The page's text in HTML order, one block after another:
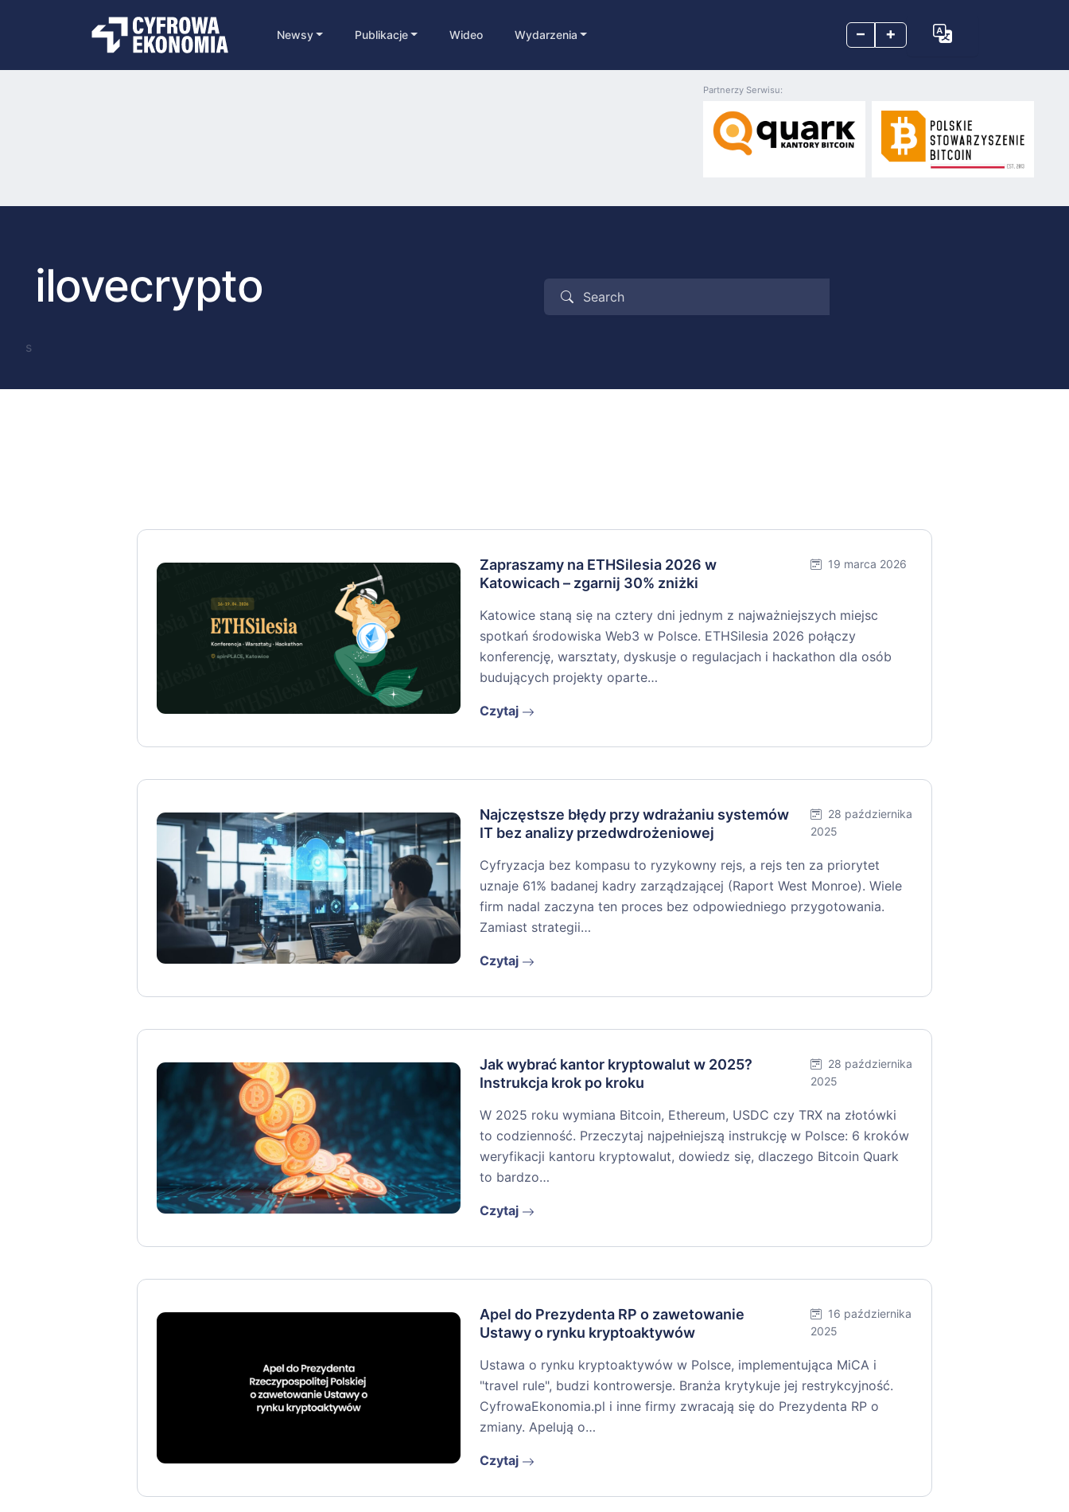
– +
Newsy Publikacje Wideo Wydarzenia
Partnerzy Serwisu:
ilovecrypto
s
Zapraszamy na ETHSilesia 2026 w
Katowicach – zgarnij 30% zniżki
19 marca 2026
Katowice staną się na cztery dni jednym z najważniejszych miejsc
spotkań środowiska Web3 w Polsce. ETHSilesia 2026 połączy
konferencję, warsztaty, dyskusje o regulacjach i hackathon dla osób
budujących projekty oparte…
Czytaj
Najczęstsze błędy przy wdrażaniu systemów
IT bez analizy przedwdrożeniowej
28 października
2025
Cyfryzacja bez kompasu to ryzykowny rejs, a rejs ten za priorytet
uznaje 61% badanej kadry zarządzającej (Raport West Monroe). Wiele
firm nadal zaczyna ten proces bez odpowiedniego przygotowania.
Zamiast strategii…
Czytaj
Jak wybrać kantor kryptowalut w 2025?
Instrukcja krok po kroku
28 października
2025
W 2025 roku wymiana Bitcoin, Ethereum, USDC czy TRX na złotówki
to codzienność. Przeczytaj najpełniejszą instrukcję w Polsce: 6 kroków
weryfikacji kantoru kryptowalut, dowiedz się, dlaczego Bitcoin Quark
to bardzo…
Czytaj
Apel do Prezydenta RP o zawetowanie
Ustawy o rynku kryptoaktywów
16 października
2025
Ustawa o rynku kryptoaktywów w Polsce, implementująca MiCA i
"travel rule", budzi kontrowersje. Branża krytykuje jej restrykcyjność.
CyfrowaEkonomia.pl i inne firmy zwracają się do Prezydenta RP o
zmiany. Apelują o…
Czytaj